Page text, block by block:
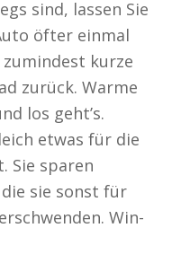
sind, lassen Sie
öfter einmal
kurze
zurück. Warme
los geht’s.
etwas für die
Sie sparen
sie sonst für
Win-